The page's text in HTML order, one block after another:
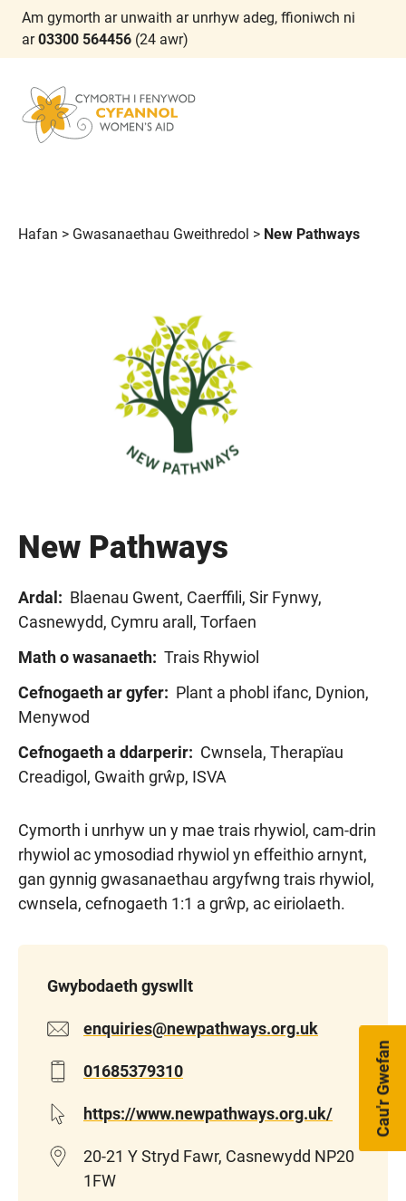
Am gymorth ar unwaith ar unrhyw adeg, ffioniwch ni
ar03300 564456 (24 awr)
Hafan > Gwasanaethau Gweithredol > New Pathways
New Pathways
Ardal: Blaenau Gwent, Caerffili, Sir Fynwy,
Casnewydd, Cymru arall, Torfaen
Math o wasanaeth: Trais Rhywiol
Cefnogaeth ar gyfer: Plant a phobl ifanc, Dynion,
Menywod
Cefnogaeth a ddarperir: Cwnsela, Therapïau
Creadigol, Gwaith grŵp, ISVA
Cymorth i unrhyw un y mae trais rhywiol, cam-drin
rhywiol ac ymosodiad rhywiol yn effeithio arnynt,
gan gynnig gwasanaethau argyfwng trais rhywiol,
cwnsela, cefnogaeth 1:1 a grŵp, ac eiriolaeth.
Gwybodaeth gyswllt
enquiries@newpathways.org.uk
01685379310
https://www.newpathways.org.uk/
20-21 Y Stryd Fawr, Casnewydd NP20
1FW
Cau'r Gwefan